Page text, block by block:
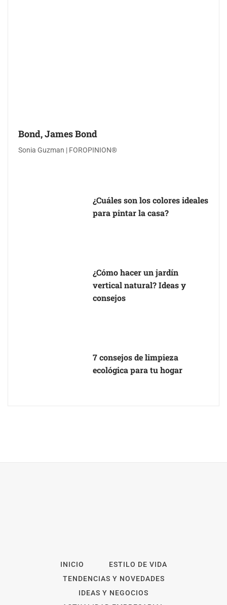
Bond, James Bond
Sonia Guzman | FOROPINION®
¿Cuáles son los colores ideales
para pintar la casa?
¿Cómo hacer un jardín
vertical natural? Ideas y
consejos
7 consejos de limpieza
ecológica para tu hogar
INICIO
ESTILO DE VIDA
TENDENCIAS Y NOVEDADES
IDEAS Y NEGOCIOS